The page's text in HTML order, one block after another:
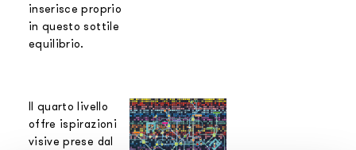
inserisce proprio
in questo sottile
equilibrio.
Il quarto livello
offre ispirazioni
visive prese dal